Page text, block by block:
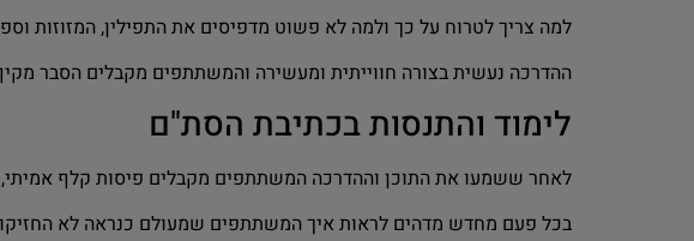
למה צריך לטרוח על כך ולמה לא פשוט מדפיסים את התפילין, המזוזות
ההדרכה נעשית בצורה חווייתית ומעשירה והמשתתפים מקבלים הסבר
לימוד והתנסות בכתיבת הסת"ם
לאחר ששמעו את התוכן וההדרכה המשתתפים מקבלים פיסות קלף אמיתי,
בכל פעם מחדש מדהים לראות איך המשתתפים שמעולם כנראה לא